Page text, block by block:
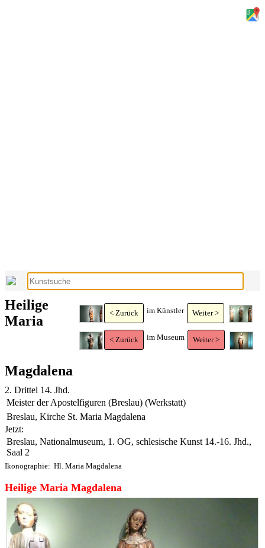
< Zurück im Künstler Weiter >
< Zurück im Museum Weiter >
Heilige
Maria
Magdalena
2. Drittel 14. Jhd.
Meister der Apostelfiguren (Breslau) (Werkstatt)
Breslau, Kirche St. Maria Magdalena
Jetzt:
Breslau, Nationalmuseum, 1. OG, schlesische Kunst 14.-16. Jhd.,
Saal 2
Ikonographie: Hl. Maria Magdalena
Heilige Maria Magdalena